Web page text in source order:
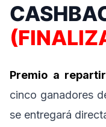
Premio a
cinco ganadores
se entregará